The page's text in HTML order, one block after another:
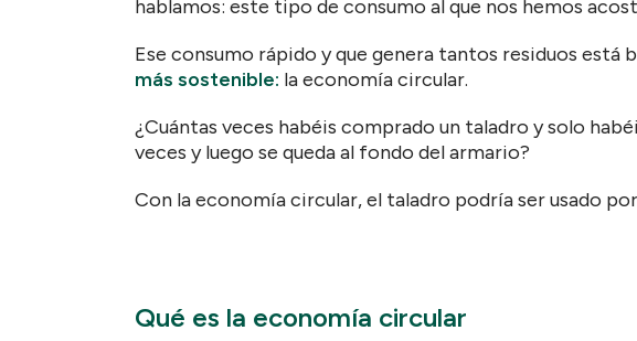
hablamos: este tipo de consumo al que nos hemos
Ese consumo rápido y que genera tantos residuos está
más sostenible: la economía circular.
¿Cuántas veces habéis comprado un taladro y solo
veces y luego se queda al fondo del armario?
Con la economía circular, el taladro podría ser usado
Qué es la economía circular